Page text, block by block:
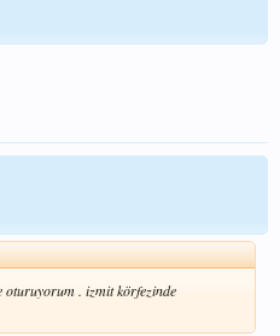
oturuyorum . izmit körfezinde